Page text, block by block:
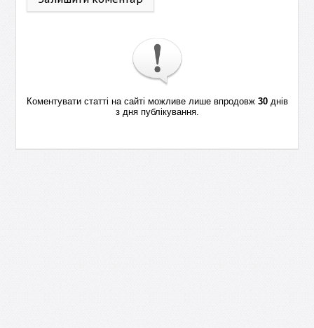
Коментувати статті на сайті можливе лише впродовж 30днів
з дня публікування.